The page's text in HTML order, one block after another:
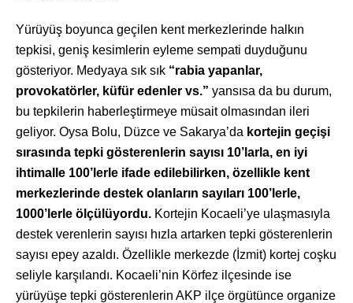
Yürüyüş boyunca geçilen kent merkezlerinde halkın
tepkisi, geniş kesimlerin eyleme sempati duyduğunu
gösteriyor. Medyaya sık sık “rabia yapanlar,
provokatörler, küfür edenler vs.” yansısa da bu durum,
bu tepkilerin haberleştirmeye müsait olmasından ileri
geliyor. Oysa Bolu, Düzce ve Sakarya’da kortejin geçişi
sırasında tepki gösterenlerin sayısı 10’larla, en iyi
ihtimalle 100’lerle ifade edilebilirken, özellikle kent
merkezlerinde destek olanların sayıları 100’lerle,
1000’lerle ölçülüyordu. Kortejin Kocaeli’ye ulaşmasıyla
destek verenlerin sayısı hızla artarken tepki gösterenlerin
sayısı epey azaldı. Özellikle merkezde (İzmit) kortej coşku
seliyle karşılandı. Kocaeli’nin Körfez ilçesinde ise
yürüyüşe tepki gösterenlerin AKP ilçe örgütünce organize